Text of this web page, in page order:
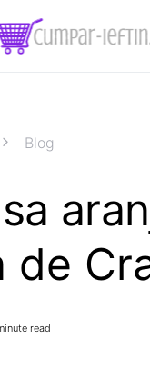
Blog
de
read